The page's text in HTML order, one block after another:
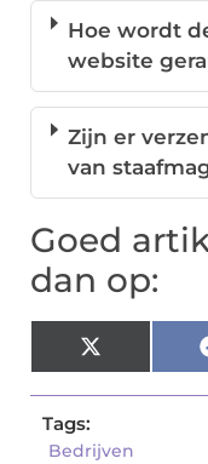
Hoe wordt
website
Zijn er
van
Goed
dan op:
X
(Twitter)
Tags:
Bedrijven